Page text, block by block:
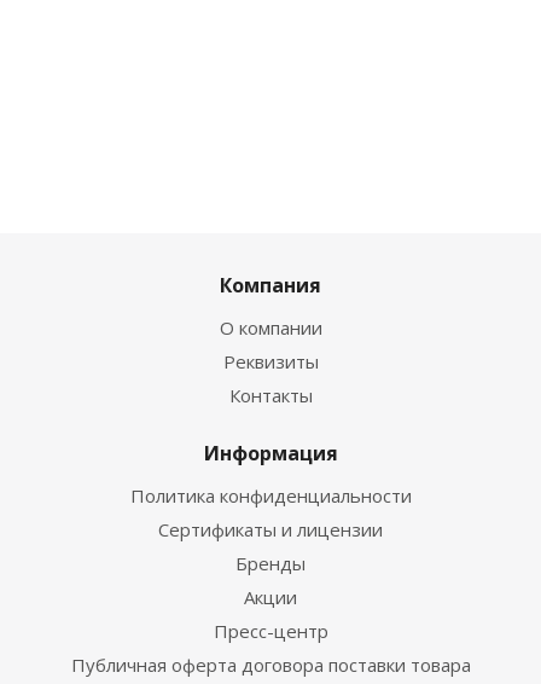
Компания
О компании
Реквизиты
Контакты
Информация
Политика конфиденциальности
Сертификаты и лицензии
Бренды
Акции
Пресс-центр
Публичная оферта договора поставки товара